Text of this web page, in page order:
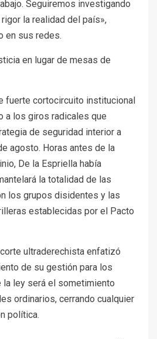
Seguiremos investigando
la realidad del país»,
en sus redes.
en lugar de mesas de
fuerte cortocircuito institucional
a los giros radicales que
de seguridad interior a
agosto. Horas antes de la
De la Espriella había
la totalidad de las
los grupos disidentes y las
establecidas por el Pacto
ultraderechista enfatizó
de su gestión para los
la ley será el sometimiento
ordinarios, cerrando cualquier
política.